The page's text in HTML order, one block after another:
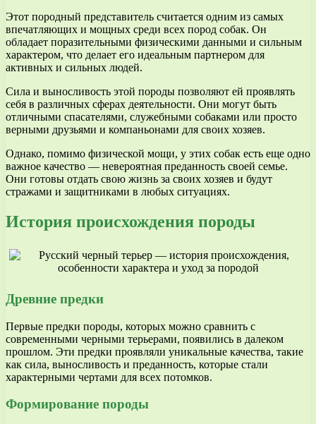
Этот породный представитель считается одним из самых
впечатляющих и мощных среди всех пород собак. Он
обладает поразительными физическими данными и сильным
характером, что делает его идеальным партнером для
активных и сильных людей.
Сила и выносливость этой породы позволяют ей проявлять
себя в различных сферах деятельности. Они могут быть
отличными спасателями, служебными собаками или просто
верными друзьями и компаньонами для своих хозяев.
Однако, помимо физической мощи, у этих собак есть еще одно
важное качество — невероятная преданность своей семье.
Они готовы отдать свою жизнь за своих хозяев и будут
стражами и защитниками в любых ситуациях.
История происхождения породы
Древние предки
Первые предки породы, которых можно сравнить с
современными черными терьерами, появились в далеком
прошлом. Эти предки проявляли уникальные качества, такие
как сила, выносливость и преданность, которые стали
характерными чертами для всех потомков.
Формирование породы